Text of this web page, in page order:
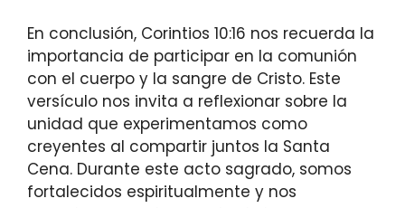
En conclusión, Corintios 10:16 nos recuerda la
importancia de participar en la comunión
con el cuerpo y la sangre de Cristo. Este
versículo nos invita a reflexionar sobre la
unidad que experimentamos como
creyentes al compartir juntos la Santa
Cena. Durante este acto sagrado, somos
fortalecidos espiritualmente y nos